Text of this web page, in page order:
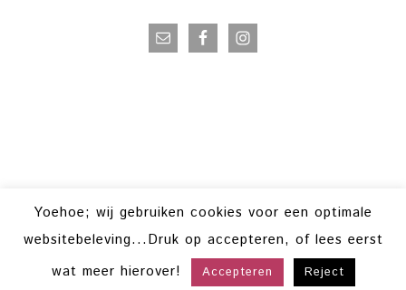
VOLG OP INSTAGRAM
COPYRIGHT © 2026 · POWERVROUWEN ·
HELLO YOU DESIGNS
Yoehoe; wij gebruiken cookies voor een optimale
websitebeleving...Druk op accepteren, of lees eerst
wat meer hierover!
Accepteren Reject